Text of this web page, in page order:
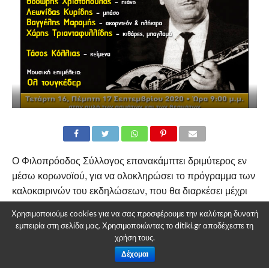
Ο Φιλοπρόοδος Σύλλογος επανακάμπτει δριμύτερος εν
μέσω κορωνοϊού, για να ολοκληρώσει το πρόγραμμα των
καλοκαιρινών του εκδηλώσεων, που θα διαρκέσει μέχρι
συνθήκες το επιτρέψουν.
Η φιλόξενη αυλή μας θα σας υποδεχτεί ξανά, με όλα τα
μέτρα υγιεινής και ασφάλειας, την
Χρησιμοποιούμε cookies για να σας προσφέρουμε την καλύτερη δυνατή
εμπειρία στη σελίδα μας. Χρησιμοποιώντας το ditiki.gr αποδέχεστε τη
χρήση τους.
Δέχομαι